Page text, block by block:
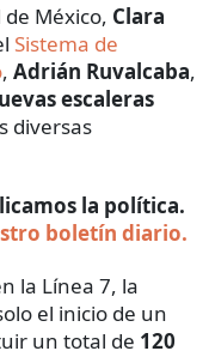
México, Clara
Sistema de
, Adrián Ruvalcaba,
escaleras
diversas
la política.
boletín diario.
la Línea 7, la
el inicio de un
un total de 120